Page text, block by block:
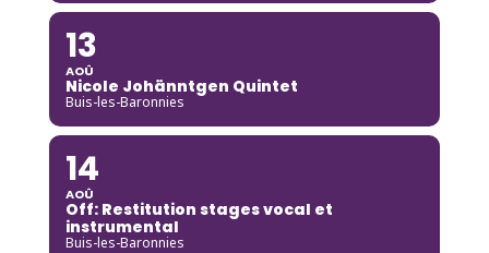
13
AOÛ
Nicole Johänntgen Quintet
Buis-les-Baronnies
14
AOÛ
Off: Restitution stages vocal et
instrumental
Buis-les-Baronnies